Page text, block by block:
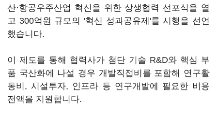
산·항공우주산업 혁신을 위한 상생협력 선포식을 열
고 300억원 규모의 '혁신 성과공유제'를 시행을 선언
했습니다.
이 제도를 통해 협력사가 첨단 기술 R&D와 핵심 부
품 국산화에 나설 경우 개발직접비를 포함해 연구활
동비, 시설투자, 인프라 등 연구개발에 필요한 비용
전액을 지원합니다.